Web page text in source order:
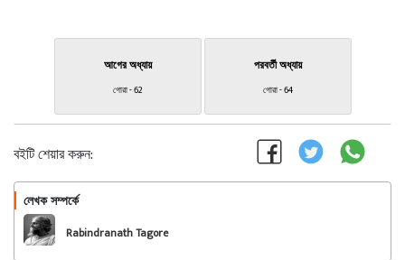
আগের অধ্যায়
গোরা - 62
পরবর্তী অধ্যায়
গোরা - 64
বইটি শেয়ার করুন:
লেখক সম্পর্কে
Rabindranath Tagore